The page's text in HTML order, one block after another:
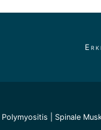
Polymyositis Spinale